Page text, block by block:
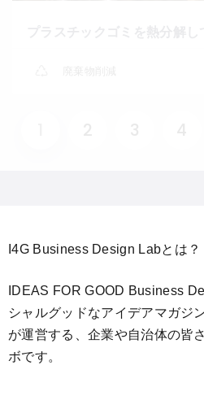
I4G Business Design Labとは？
IDEAS FOR GOOD Business
シャルグッドなアイデアマガジ
が運営する、企業や自治体の皆
ボです。